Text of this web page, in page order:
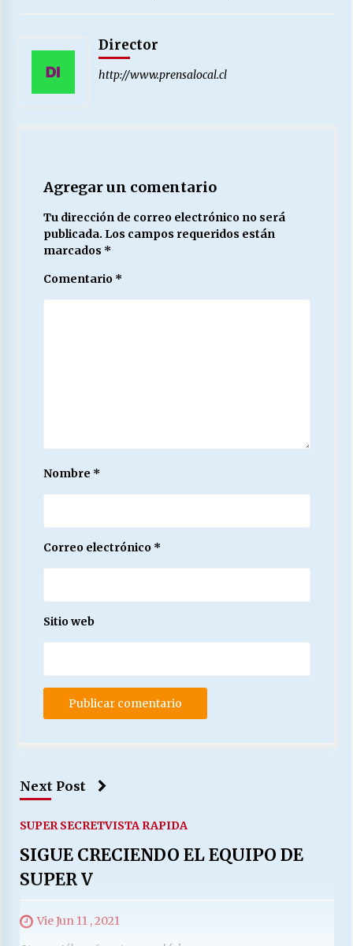
Director
http://www.prensalocal.cl
Agregar un comentario
Tu dirección de correo electrónico no será
publicada. Los campos requeridos están
marcados *
Comentario *
Nombre *
Correo electrónico *
Sitio web
Next Post
SUPER SECRETVISTA RAPIDA
SIGUE CRECIENDO EL EQUIPO DE
SUPER V
Vie Jun 11 , 2021